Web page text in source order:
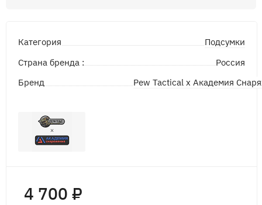
Категория
Подсумки
Страна бренда :
Россия
Бренд
Pew Tactical x Академия
4 700 ₽